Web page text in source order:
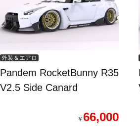
外装＆エアロ
Pandem RocketBunny R35
V2.5 Side Canard
￥ 66,000